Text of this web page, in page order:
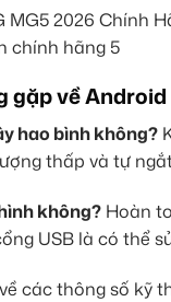
gặp về
hao bình không?
thấp và tự
không? Hoàn
USB là có thể
các thông số kỹ